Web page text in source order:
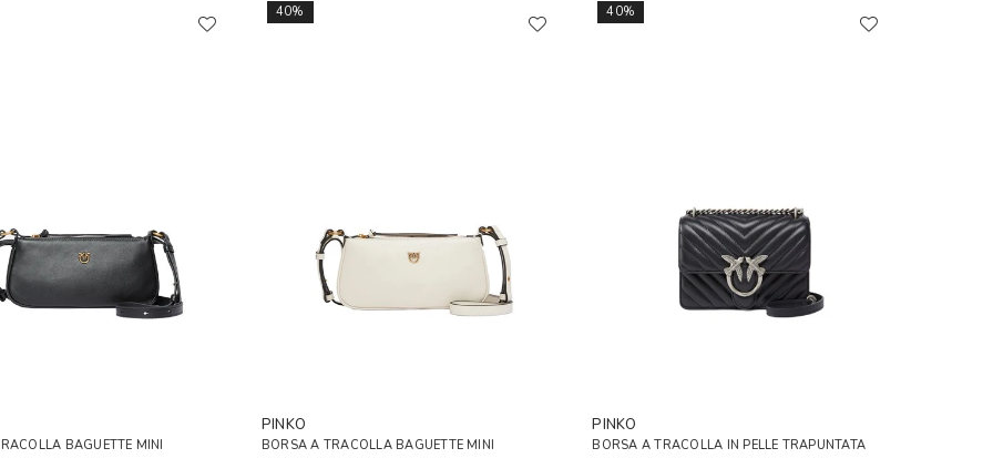
BAGUETTE MINI
40%
PINKO
BORSA A TRACOLLA BAGUETTE MINI
40%
PINKO
BORSA A TRACOLLA IN PELLE TRAPUNTATA